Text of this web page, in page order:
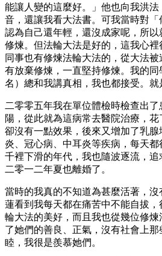
能讓人變的這麼好。」他也向我洪
音，還讓我看大法書。可我當時對「
認為自己還年輕，還沒成家呢，所
修煉。但法輪大法是好的，這我心裡
同事也有修煉法輪大法的，從大法
有放棄修煉，一直堅持修煉。我的
名）總和我講真相，我也都接受。就
二零零五年我在單位體檢時檢查出
陽，從此就為這病常去醫院治療，花
卻沒有一點效果，後來又增加了乳
炎、冠心病、中耳炎等疾病，每天都
千裡下滑的年代，我也隨波逐流，
二零一二年夏也離婚了。
當時的我真的不知道為甚麼活著，
蓮看到我每天都在痛苦中不能自拔
輪大法的美好，而且我也從幾位修煉
了她們的善良、正氣，沒有社會上
睦，我很是羨慕她們。